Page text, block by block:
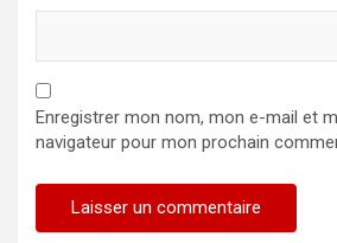
Enregistrer mon nom, mon e-mail et
navigateur pour mon prochain